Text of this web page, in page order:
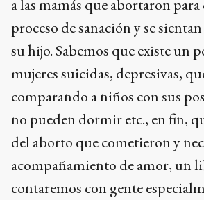
a las mamás que abortaron
proceso de sanación y se
su hijo. Sabemos que existe un
mujeres suicidas, depresivas,
comparando a niños con sus
no pueden dormir etc., en fin,
del aborto que cometieron y
acompañamiento de amor, un
contaremos con gente